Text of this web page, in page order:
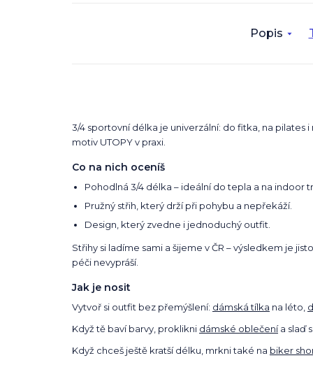
Popis
3/4 sportovní délka je univerzální: do fitka, na pilates
motiv UTOPY v praxi.
Co na nich oceníš
Pohodlná 3/4 délka – ideální do tepla a na indoor
Pružný střih, který drží při pohybu a nepřekáží.
Design, který zvedne i jednoduchý outfit.
Střihy si ladíme sami a šijeme v ČR – výsledkem je
péči nevypráší.
Jak je nosit
Vytvoř si outfit bez přemýšlení: dámská tílka na léto,
Když tě baví barvy, proklikni dámské oblečenía slaď
Když chceš ještě kratší délku, mrkni také na biker